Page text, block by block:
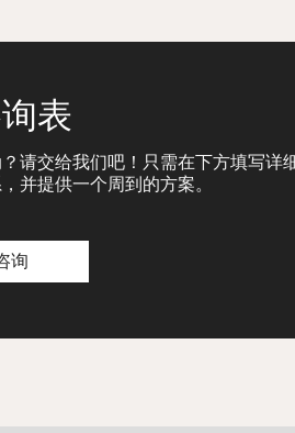
表
请交给我们吧！只需在下方填写详
并提供一个周到的方案。
询